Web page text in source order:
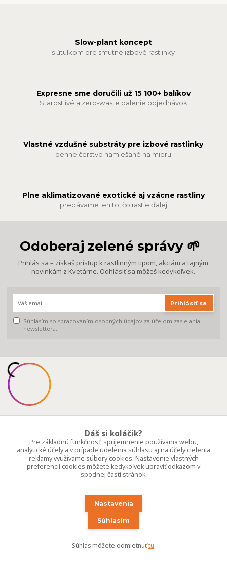
Slow-plant koncept
s útulkom pre smutné izbové rastlinky
Expresne sme doručili už 15 100+ balíkov
Starostlivé a zero-waste balenie objednávok
Vlastné vzdušné substráty pre izbové rastlinky
denne čerstvo namiešané na mieru
Plne aklimatizované exotické aj vzácne rastliny
predávame len to, čo rastie ďalej
Odoberaj zelené správy 🌱
Prihlás sa – získaš prístup k rastlinným tipom, akciám a tajným
novinkám z Kvetárne. Odhlásiť sa môžeš kedykoľvek.
Prihlásiť sa
Súhlasím so spracovaním osobných údajov za účelom zasielania
newslettera.
Dáš si koláčik?
Pre základnú funkčnosť, spríjemnenie používania webu,
analytické účely a v prípade udelenia súhlasu aj na účely cielenia
reklamy využívame súbory cookies. Nastavenie vlastných
preferencií cookies môžete kedykoľvek upraviť odkazom v
spodnej časti stránok.
Nastavenia
Súhlasím
Súhlas môžete odmietnuťtu.